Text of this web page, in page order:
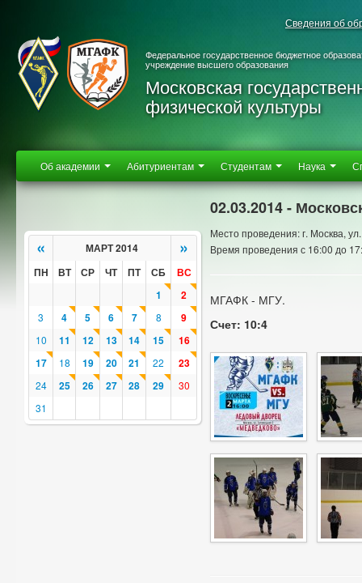
Сведения об
Федеральное государственное бюджетное
учреждение высшего образования
Московская
физической культуры
Об академии Абитуриентам Студентам Наука
« МАРТ 2014 »
ПН ВТ СР ЧТ ПТ СБ
ВС
1
2
3 4 5 6 7 8 9
10 11 12 13 14 15
16
17
18 19 20 21 22 23
24 25 26 27 28 29
30
31
02.03.2014 -
Место проведения: г. Москва,
Время проведения с 16:00 до
МГАФК - МГУ.
Счет: 10:4